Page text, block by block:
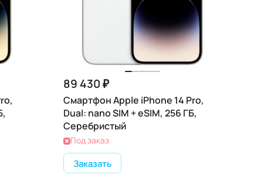
89 430 ₽
Смартфон Apple iPhone 14 Pro,
Dual: nano SIM + eSIM, 256 ГБ,
Серебристый
Под заказ
Заказать